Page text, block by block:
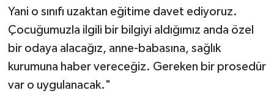
Yani o sınıfı uzaktan eğitime davet ediyoruz.
Çocuğumuzla ilgili bir bilgiyi aldığımız anda özel
bir odaya alacağız, anne-babasına, sağlık
kurumuna haber vereceğiz. Gereken bir prosedür
var o uygulanacak."